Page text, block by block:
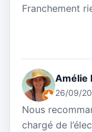
Franchement
Amélie
26/09/
Nous
chargé de